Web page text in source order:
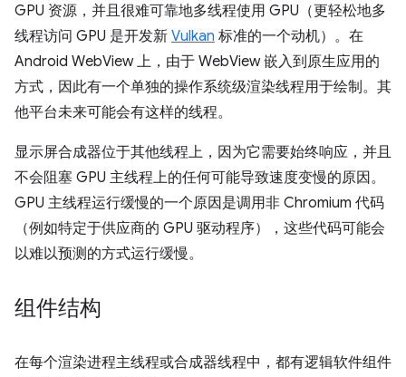
GPU 资源，并且很难可靠地多线程使用 GPU（更轻松地多
线程访问 GPU 是开发新 Vulkan 标准的一个动机）。在
Android WebView 上，由于 WebView 嵌入到原生应用的
方式，因此有一个单独的操作系统级渲染线程用于绘制。其
他平台未来可能会有这样的线程。
显示屏合成器位于其他线程上，因为它需要始终响应，并且
不会阻塞 GPU 主线程上的任何可能导致速度变慢的原因。
GPU 主线程运行缓慢的一个原因是调用非 Chromium 代码
（例如特定于供应商的 GPU 驱动程序），这些代码可能会
以难以预测的方式运行缓慢。
组件结构
在每个渲染进程主线程或合成器线程中，都有逻辑软件组件